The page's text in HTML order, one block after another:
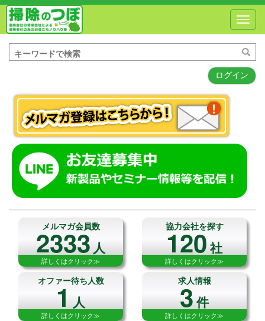
ログイン
メルマガ会員数
2333人
詳しくはクリック≫
協力会社を探す
120社
詳しくはクリック≫
オファー待ち人数
1人
詳しくはクリック≫
求人情報
3件
詳しくはクリック≫